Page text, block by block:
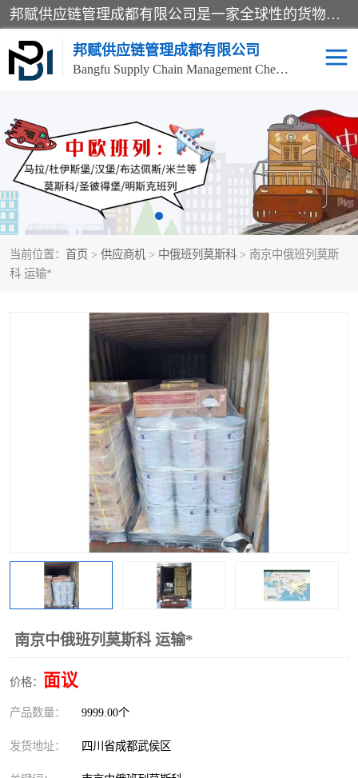
邦赋供应链管理成都有限公司是一家全球性的货物运输代理公司，主要从事：波兰中欧班列、德国中欧班列、出口莫斯科班列、中欧班列进口、蓉欧铁路、成都出口空运等业务，同时亦提供报关、报检、仓储、码头操作等服务。
邦赋供应链管理成都有限公司
Bangfu Supply Chain Management Chengdu Co.,LTD
当前位置： 首页 > 供应商机 > 中俄班列莫斯科 > 南京中俄班列莫斯
科 运输*
南京中俄班列莫斯科 运输*
价格： 面议
产品数量： 9999.00个
发货地址： 四川省成都武侯区
进出口门到门 成都中欧班列
国际汽运 国际空运
食品进口物流清关 南美海运
化妆品进口清关物流 国际海运
中欧班列进口红酒啤酒
蓉欧班列进口机械设备 马来西亚物流
铁路出口拼箱/整柜
中俄班列莫斯科